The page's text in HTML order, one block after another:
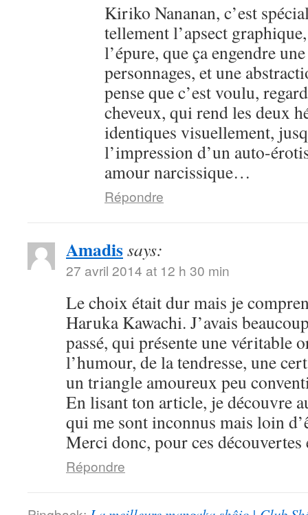
Kiriko Nananan, c’est
tellement l’apsect
l’épure, que ça engendre
personnages, et une
pense que c’est voulu,
cheveux, qui rend les deux
identiques visuellement,
l’impression d’un auto-
amour narcissique…
Répondre
Amadissays:
27 avril 2014 at 12 h 30 min
Le choix était dur mais je
Haruka Kawachi. J’avais
passé, qui présente une véritable
l’humour, de la tendresse, une
un triangle amoureux peu
En lisant ton article, je découvre
qui me sont inconnus mais loin
Merci donc, pour ces
Répondre